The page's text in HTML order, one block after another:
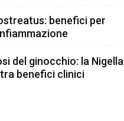
benefici per
del ginocchio: la Nigella
benefici clinici